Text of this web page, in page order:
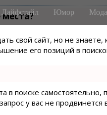
свой сайт, но не
его позиций в
в поиске самостоятельно,
у вас не продвинется
Лайфстайл Юмор Мода